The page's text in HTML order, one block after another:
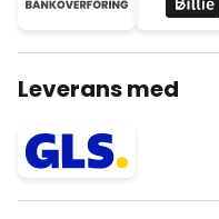
Leverans med